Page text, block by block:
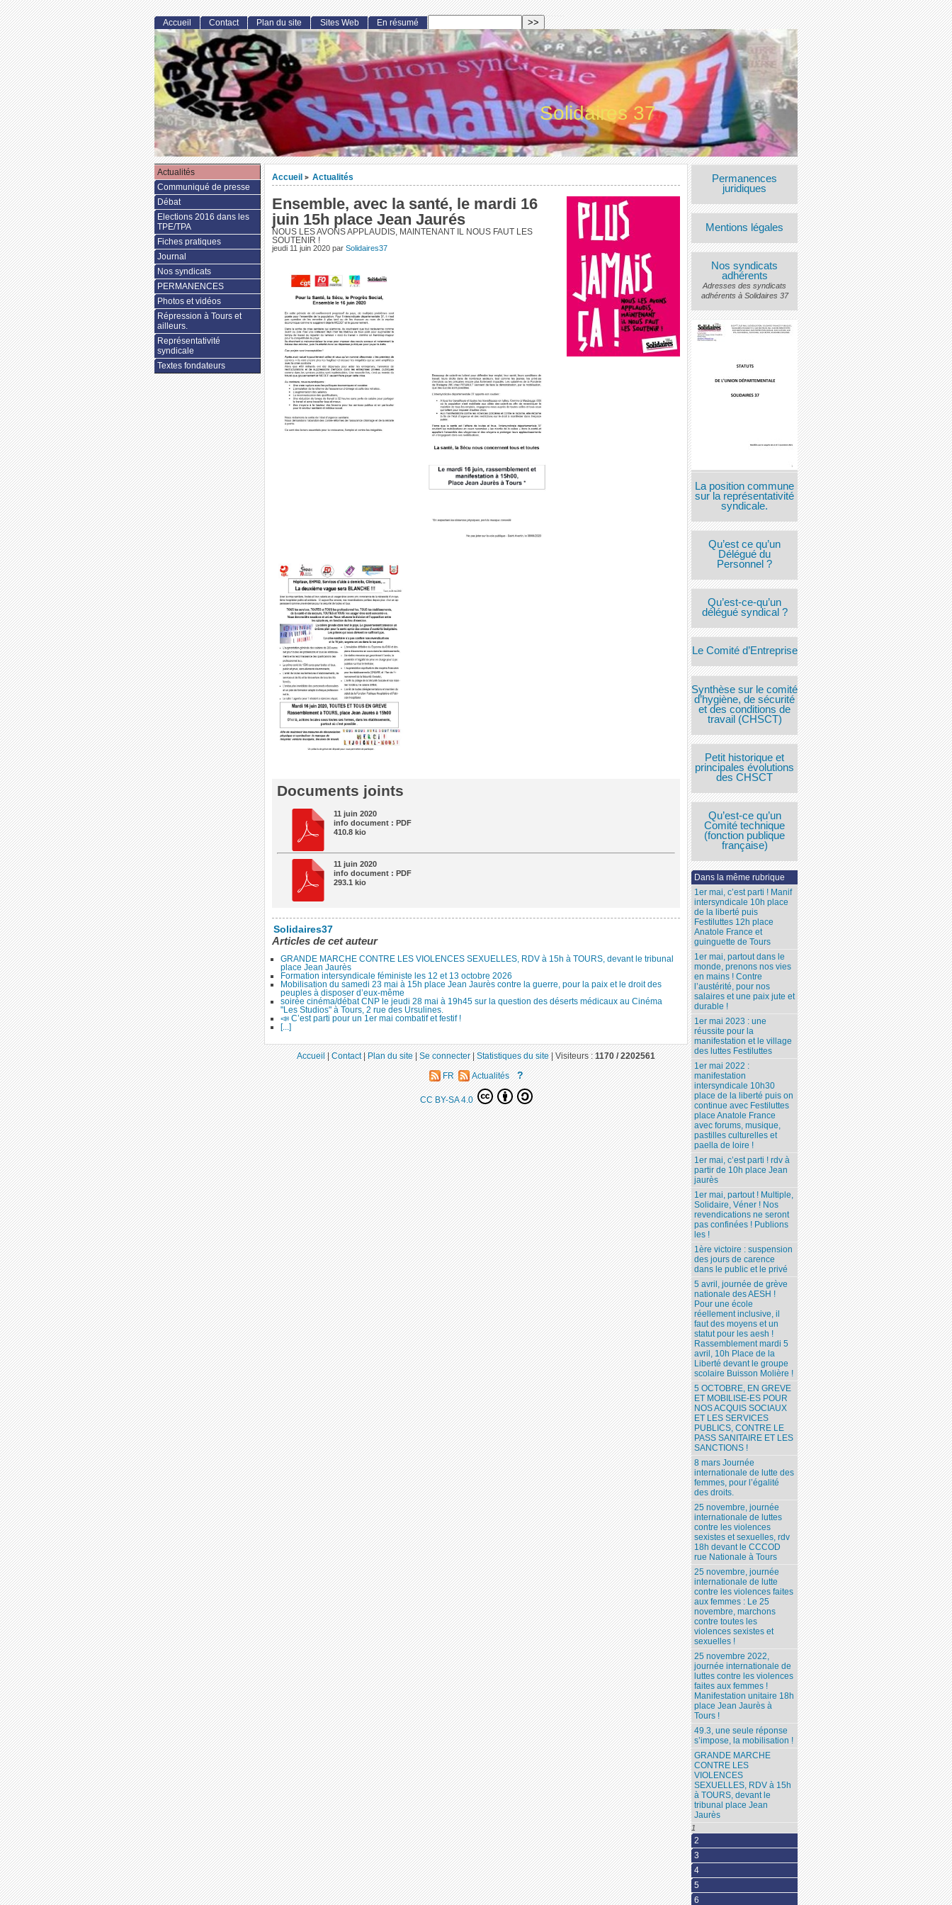
Solidaires 37
Accueil > Actualités
Ensemble, avec la santé, le mardi 16
juin 15h place Jean Jaurés
NOUS LES AVONS APPLAUDIS, MAINTENANT IL NOUS FAUT LES
SOUTENIR !
jeudi 11 juin 2020 par Solidaires37
Documents joints
11 juin 2020
info document : PDF
410.8 kio
11 juin 2020
info document : PDF
293.1 kio
Solidaires37
Articles de cet auteur
GRANDE MARCHE CONTRE LES VIOLENCES SEXUELLES, RDV à 15h à TOURS, devant le tribunal
place Jean Jaurès
Formation intersyndicale féministe les 12 et 13 octobre 2026
Mobilisation du samedi 23 mai à 15h place Jean Jaurès contre la guerre, pour la paix et le droit des
peuples à disposer d’eux-même
soirée cinéma/débat CNP le jeudi 28 mai à 19h45 sur la question des déserts médicaux au Cinéma
"Les Studios" à Tours, 2 rue des Ursulines.
📣 C’est parti pour un 1er mai combatif et festif !
[...]
Permanences
juridiques
Mentions légales
Nos syndicats
adhérents
Adresses des syndicats
adhérents à Solidaires 37
La position commune
sur la représentativité
syndicale.
Qu’est ce qu’un
Délégué du
Personnel ?
Qu’est-ce-qu’un
délégué syndical ?
Le Comité d’Entreprise
Synthèse sur le comité
d’hygiène, de sécurité
et des conditions de
travail (CHSCT)
Petit historique et
principales évolutions
des CHSCT
Qu’est-ce qu’un
Comité technique
(fonction publique
française)
Dans la même rubrique
1er mai, c’est parti ! Manif
intersyndicale 10h place
de la liberté puis
Festiluttes 12h place
Anatole France et
guinguette de Tours
1er mai, partout dans le
monde, prenons nos vies
en mains ! Contre
l’austérité, pour nos
salaires et une paix jute et
durable !
1er mai 2023 : une
réussite pour la
manifestation et le village
des luttes Festiluttes
1er mai 2022 :
manifestation
intersyndicale 10h30
place de la liberté puis on
continue avec Festiluttes
place Anatole France
avec forums, musique,
pastilles culturelles et
paella de loire !
1er mai, c’est parti ! rdv à
partir de 10h place Jean
jaurès
1er mai, partout ! Multiple,
Solidaire, Véner ! Nos
revendications ne seront
pas confinées ! Publions
les !
1ère victoire : suspension
des jours de carence
dans le public et le privé
5 avril, journée de grève
nationale des AESH !
Pour une école
réellement inclusive, il
faut des moyens et un
statut pour les aesh !
Rassemblement mardi 5
avril, 10h Place de la
Liberté devant le groupe
scolaire Buisson Molière !
5 OCTOBRE, EN GREVE
ET MOBILISE-ES POUR
NOS ACQUIS SOCIAUX
ET LES SERVICES
PUBLICS, CONTRE LE
PASS SANITAIRE ET LES
SANCTIONS !
8 mars Journée
internationale de lutte des
femmes, pour l’égalité
des droits.
25 novembre, journée
internationale de luttes
contre les violences
sexistes et sexuelles, rdv
18h devant le CCCOD
rue Nationale à Tours
25 novembre, journée
internationale de lutte
contre les violences faites
aux femmes : Le 25
novembre, marchons
contre toutes les
violences sexistes et
sexuelles !
25 novembre 2022,
journée internationale de
luttes contre les violences
faites aux femmes !
Manifestation unitaire 18h
place Jean Jaurès à
Tours !
49.3, une seule réponse
s’impose, la mobilisation !
GRANDE MARCHE
CONTRE LES
VIOLENCES
SEXUELLES, RDV à 15h
à TOURS, devant le
tribunal place Jean
Jaurès
1
2
3
4
5
6
Accueil Contact Plan du site Sites Web En résumé
Actualités
Communiqué de presse
Débat
Elections 2016 dans les
TPE/TPA
Fiches pratiques
Journal
Nos syndicats
PERMANENCES
Photos et vidéos
Répression à Tours et
ailleurs.
Représentativité
syndicale
Textes fondateurs
Accueil|Contact|Plan du site|Se connecter|Statistiques du site|Visiteurs :1170 / 2202561
FR Actualités ?
CC BY-SA 4.0